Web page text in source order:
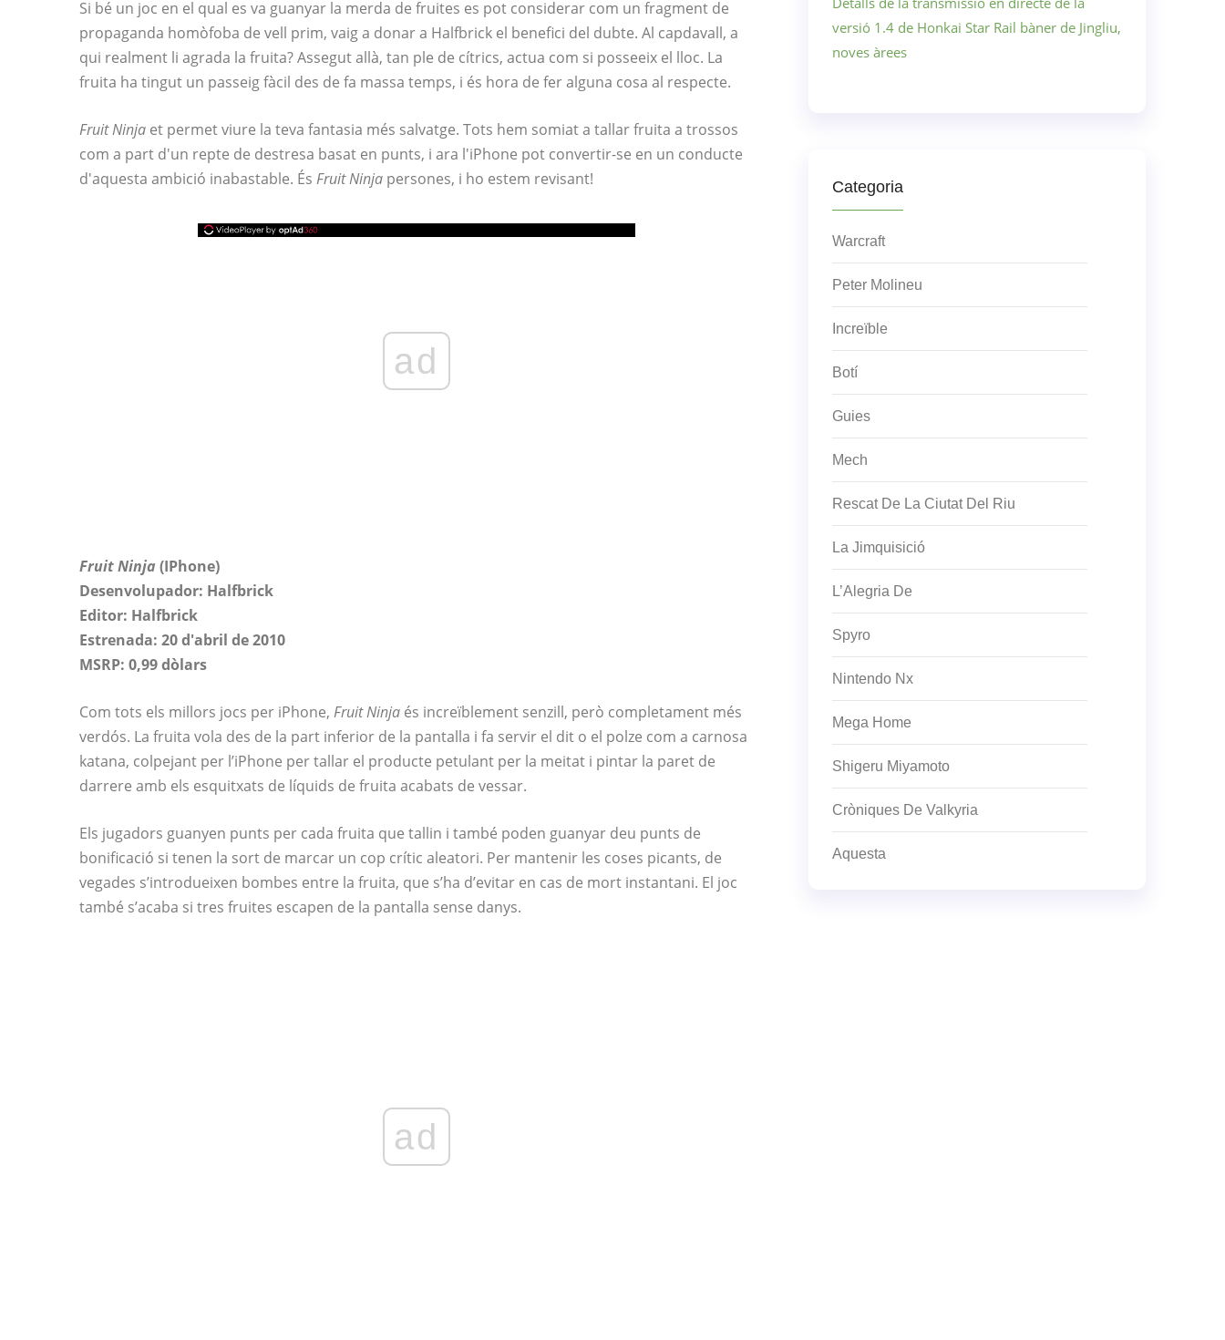
Si bé un joc en el qual es va guanyar la merda de fruites es pot considerar com un fragment de
propaganda homòfoba de vell prim, vaig a donar a Halfbrick el benefici del dubte. Al capdavall, a
qui realment li agrada la fruita? Assegut allà, tan ple de cítrics, actua com si posseeix el lloc. La
fruita ha tingut un passeig fàcil des de fa massa temps, i és hora de fer alguna cosa al respecte.
Fruit Ninja et permet viure la teva fantasia més salvatge. Tots hem somiat a tallar fruita a trossos
com a part d'un repte de destresa basat en punts, i ara l'iPhone pot convertir-se en un conducte
d'aquesta ambició inabastable. És Fruit Ninja persones, i ho estem revisant!
ad
Fruit Ninja (IPhone)
Desenvolupador: Halfbrick
Editor: Halfbrick
Estrenada: 20 d'abril de 2010
MSRP: 0,99 dòlars
Com tots els millors jocs per iPhone, Fruit Ninja és increïblement senzill, però completament més
verdós. La fruita vola des de la part inferior de la pantalla i fa servir el dit o el polze com a carnosa
katana, colpejant per l’iPhone per tallar el producte petulant per la meitat i pintar la paret de
darrere amb els esquitxats de líquids de fruita acabats de vessar.
Els jugadors guanyen punts per cada fruita que tallin i també poden guanyar deu punts de
bonificació si tenen la sort de marcar un cop crític aleatori. Per mantenir les coses picants, de
vegades s’introdueixen bombes entre la fruita, que s’ha d’evitar en cas de mort instantani. El joc
també s’acaba si tres fruites escapen de la pantalla sense danys.
ad
versió 1.4 de Honkai Star Rail bàner de Jingliu,
noves àrees
Categoria
Warcraft
Peter Molineu
Increïble
Botí
Guies
Mech
Rescat De La Ciutat Del Riu
La Jimquisició
L’Alegria De
Spyro
Nintendo Nx
Mega Home
Shigeru Miyamoto
Cròniques De Valkyria
Aquesta